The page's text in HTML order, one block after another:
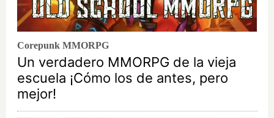
Corepunk MMORPG
Un verdadero MMORPG de la vieja
escuela ¡Cómo los de antes, pero
mejor!